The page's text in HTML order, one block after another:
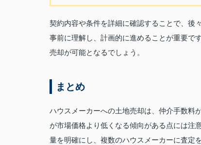
契約内容や条件を詳細に確認することで、後
事前に理解し、計画的に進めることが重要で
売却が可能となるでしょう。
まとめ
ハウスメーカーへの土地売却は、仲介手数料
が市場価格より低くなる傾向がある点には注
量を明確にし、複数のハウスメーカーに査定